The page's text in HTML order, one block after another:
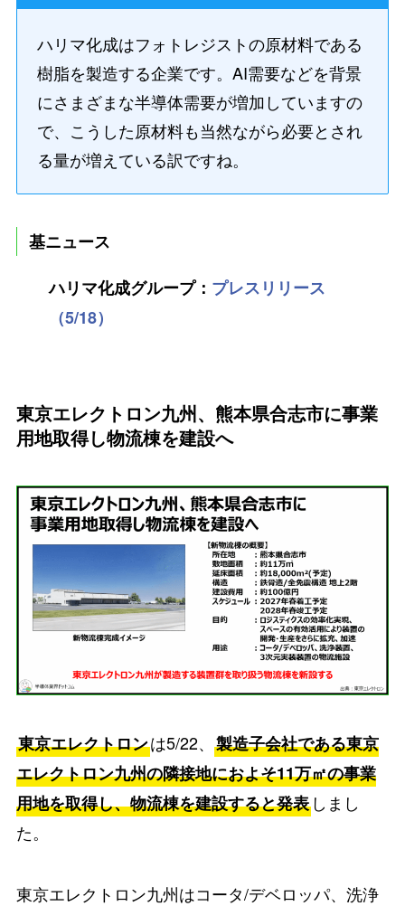
ハリマ化成はフォトレジストの原材料である
樹脂を製造する企業です。AI需要などを背景
にさまざまな半導体需要が増加していますの
で、こうした原材料も当然ながら必要とされ
る量が増えている訳ですね。
基ニュース
ハリマ化成グループ： プレスリリース
（5/18）
東京エレクトロン九州、熊本県合志市に事業
用地取得し物流棟を建設へ
東京エレクトロンは5/22、 製造子会社である東京
エレクトロン九州の隣接地におよそ11万㎡の事業
用地を取得し、物流棟を建設すると発表しまし
た。
東京エレクトロン九州はコータ/デベロッパ、洗浄